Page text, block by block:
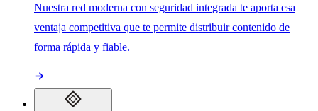
Nuestra red moderna con seguridad integrada te aporta esa
ventaja competitiva que te permite distribuir contenido de
forma rápida y fiable.